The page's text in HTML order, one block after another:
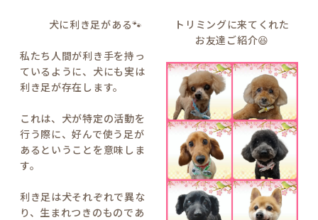
犬に利き足がある🐾
私たち人間が利き手を持っ
ているように、犬にも実は
利き足が存在します。
これは、犬が特定の活動を
行う際に、好んで使う足が
あるということを意味しま
す。
利き足は犬それぞれで異な
り、生まれつきのものであ
トリミングに来てくれた
お友達ご紹介😆